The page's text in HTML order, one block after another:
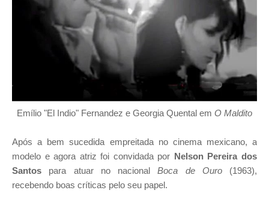
Emílio "El Indio" Fernandez e Georgia Quental em O Maldito
Após a bem sucedida empreitada no cinema mexicano, a
modelo e agora atriz foi convidada por Nelson Pereira dos
Santos para atuar no nacionalBoca de Ouro(1963),
recebendo boas críticas pelo seu papel.